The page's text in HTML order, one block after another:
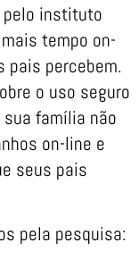
pelo instituto
tempo on-
pais percebem.
o uso seguro
família não
on-line e
seus pais
pela pesquisa: